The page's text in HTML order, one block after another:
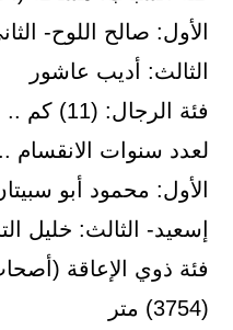
الأول: صالح اللوح-
الثالث: أديب عاشور
فئة
لعدد سنوات الانقسام ..
الأول: محمود أبو
إسعيد- الثالث: خليل
فئة ذوي الإعاقة
(3754) متر